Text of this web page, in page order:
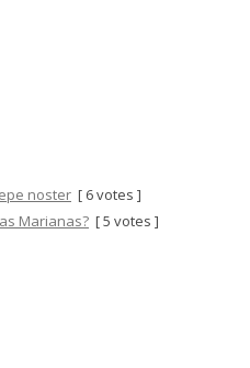
noster [ 6 votes ]
Marianas? [ 5 votes ]